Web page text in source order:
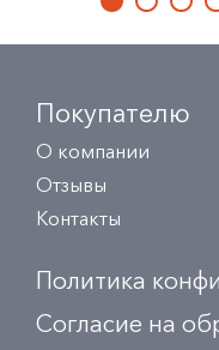
Покупателю
О компании
Отзывы
Контакты
Политика
Согласие на